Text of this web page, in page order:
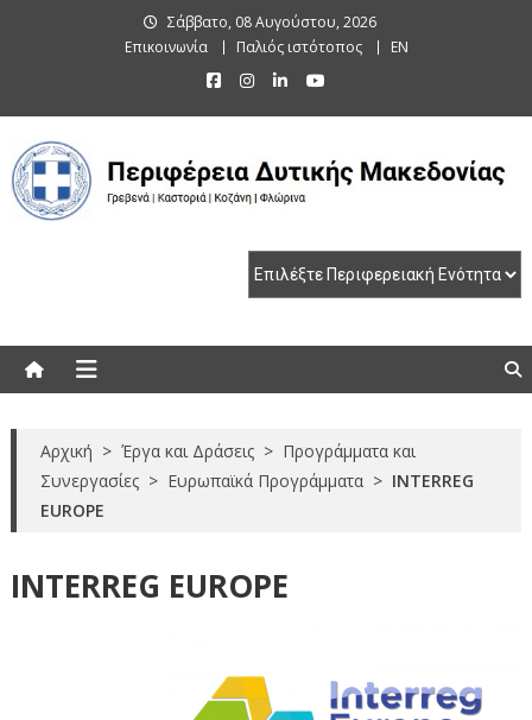
Σάββατο, 08 Αυγούστου, 2026
Επικοινωνία
Παλιός ιστότοπος EN
Αρχική > Έργα και Δράσεις > Προγράμματα και
Συνεργασίες > Ευρωπαϊκά Προγράμματα > INTERREG
EUROPE
INTERREG EUROPE